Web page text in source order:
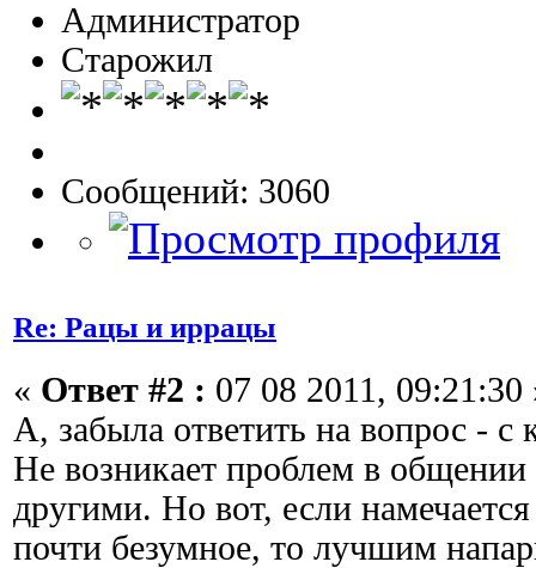
Администратор
Старожил
Сообщений: 3060
Re: Рацы и иррацы
« Ответ #2 : 07 08 2011, 09:21:30
А, забыла ответить на вопрос - с
Не возникает проблем в
другими. Но вот, если
почти безумное, то лучшим